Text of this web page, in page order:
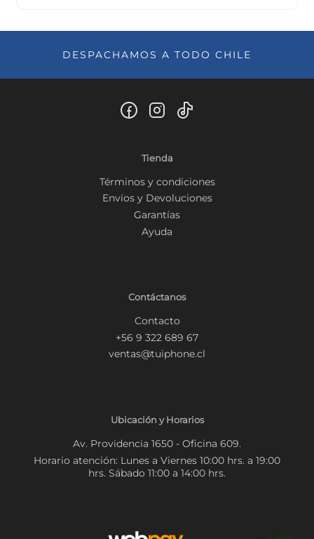
DESPACHAMOS A TODO CHILE
Tienda
Términos y condiciones
Envíos y Devoluciones
Garantías
Ayuda
Contáctanos
Contacto
+56 9 322 689 67
ventas@tuiphone.cl
Ubicación y Horarios
Av. Providencia 1650 - Oficina 609.
Horario atención: Lunes a Viernes 10:00 hrs. a 19:00
hrs. Sábado 11:00 a 14:00 hrs.